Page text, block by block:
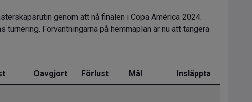
genom att nå finalen i Copa América 2024.
Förväntningarna på hemmaplan är nu att tangera
Oavgjort Förlust Mål Insläppta